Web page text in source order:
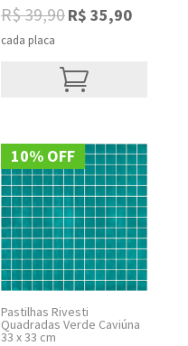
R$39,90 Original
R$ 39,90.
R$ 35,90Current
cada placa
10% OFF
Pastilhas Rivesti
Quadradas Verde Caviúna
33 x 33 cm